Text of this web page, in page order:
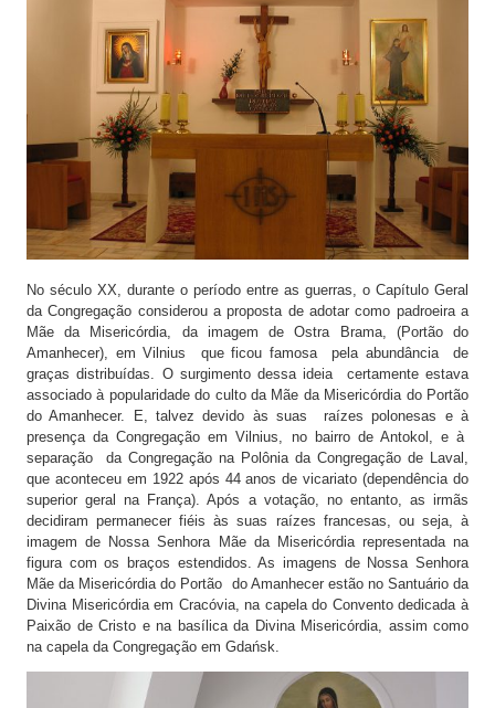
No século XX, durante o período entre as guerras, o Capítulo Geral
da Congregação considerou a proposta de adotar como padroeira a
Mãe da Misericórdia, da imagem de Ostra Brama, (Portão do
Amanhecer), em Vilnius que ficou famosa pela abundância de
graças distribuídas. O surgimento dessa ideia certamente estava
associado à popularidade do culto da Mãe da Misericórdia do Portão
do Amanhecer. E, talvez devido às suas raízes polonesas e à
presença da Congregação em Vilnius, no bairro de Antokol, e à
separação da Congregação na Polônia da Congregação de Laval,
que aconteceu em 1922 após 44 anos de vicariato (dependência do
superior geral na França). Após a votação, no entanto, as irmãs
decidiram permanecer fiéis às suas raízes francesas, ou seja, à
imagem de Nossa Senhora Mãe da Misericórdia representada na
figura com os braços estendidos. As imagens de Nossa Senhora
Mãe da Misericórdia do Portão do Amanhecer estão no Santuário da
Divina Misericórdia em Cracóvia, na capela do Convento dedicada à
Paixão de Cristo e na basílica da Divina Misericórdia, assim como
na capela da Congregação em Gdańsk.